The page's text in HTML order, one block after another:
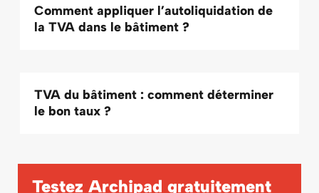
Comment appliquer l’autoliquidation de
la TVA dans le bâtiment ?
TVA du bâtiment : comment déterminer
le bon taux ?
Testez Archipad gratuitement